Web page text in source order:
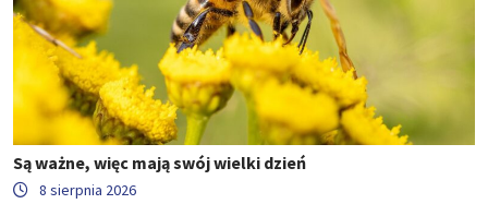
Są ważne, więc mają swój wielki dzień
8 sierpnia 2026